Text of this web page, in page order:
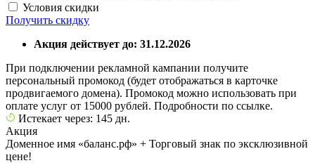
Условия скидки
Получить скидку
Акция действует до: 31.12.2026
При подключении рекламной кампании получите
персональный промокод (будет отображаться в карточке
продвигаемого домена). Промокод можно использовать при
оплате услуг от 15000 рублей. Подробности по ссылке.
Истекает через: 145 дн.
Акция
Доменное имя «баланс.рф» + Торговый знак по эксклюзивной
цене!